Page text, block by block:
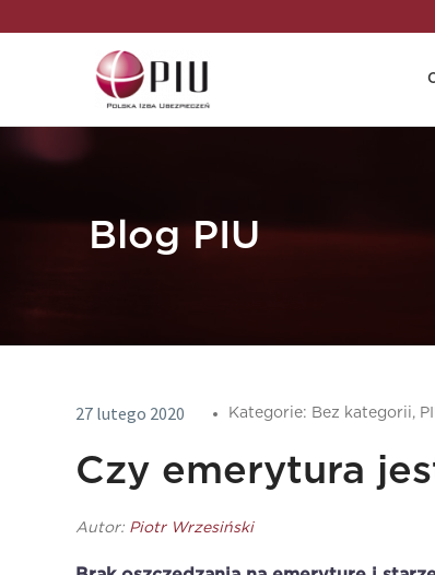
Blog PIU
27 lutego 2020 Kategorie: Bez kategorii,
Czy emerytura
Autor: Piotr Wrzesiński